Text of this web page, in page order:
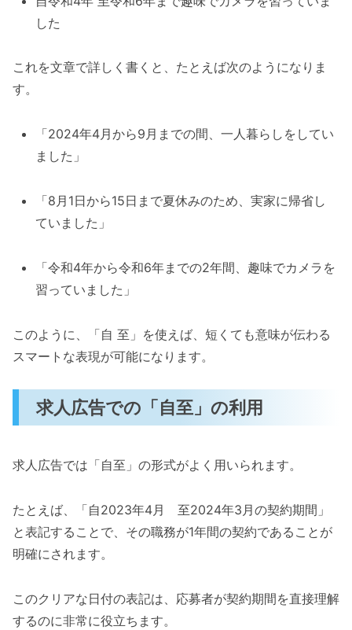
した
これを文章で詳しく書くと、たとえば次のようになりま
す。
「2024年4月から9月までの間、一人暮らしをしてい
ました」
「8月1日から15日まで夏休みのため、実家に帰省し
ていました」
「令和4年から令和6年までの2年間、趣味でカメラを
習っていました」
このように、「自 至」を使えば、短くても意味が伝わる
スマートな表現が可能になります。
求人広告での「自至」の利用
求人広告では「自至」の形式がよく用いられます。
たとえば、「自2023年4月 至2024年3月の契約期間」
と表記することで、その職務が1年間の契約であることが
明確にされます。
このクリアな日付の表記は、応募者が契約期間を直接理解
するのに非常に役立ちます。